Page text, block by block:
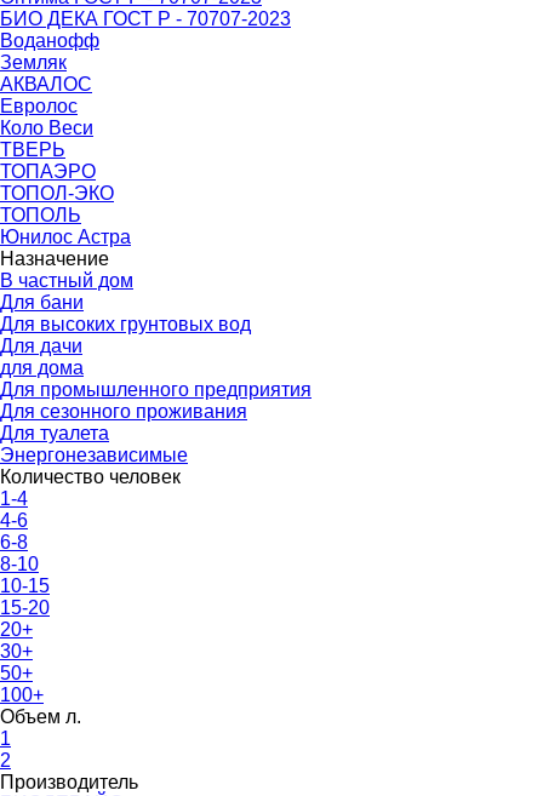
БИО ДЕКА ГОСТ Р - 70707-2023
Воданофф
Земляк
АКВАЛОС
Евролос
Коло Веси
ТВЕРЬ
ТОПАЭРО
ТОПОЛ-ЭКО
ТОПОЛЬ
Юнилос Астра
Назначение
В частный дом
Для бани
Для высоких грунтовых вод
Для дачи
для дома
Для промышленного предприятия
Для сезонного проживания
Для туалета
Энергонезависимые
Количество человек
1-4
4-6
6-8
8-10
10-15
15-20
20+
30+
50+
100+
Объем л.
1
2
Производитель